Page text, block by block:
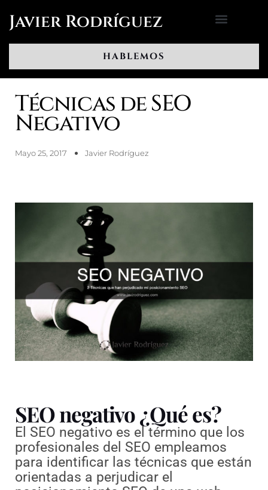
Javier Rodríguez
HABLEMOS
Técnicas de SEO
Negativo
Mayo 25, 2017 Javier Rodríguez
SEO negativo ¿Qué es?
El SEO negativo es el término que los
profesionales del SEO empleamos
para identificar las técnicas que están
orientadas a perjudicar el